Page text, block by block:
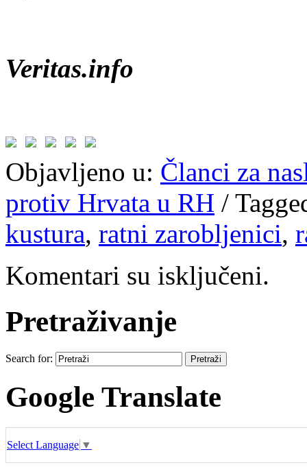
Veritas.info
Objavljeno u: Članci za
protiv Hrvata u RH /
kustura, ratni zarobljenici,
Komentari su isključeni.
Pretraživanje
Search for:
Google Translate
Select Language ▼